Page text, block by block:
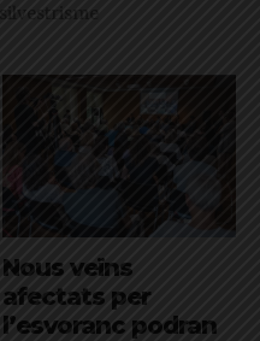
Nous veïns
afectats per
l’esvoranc podran